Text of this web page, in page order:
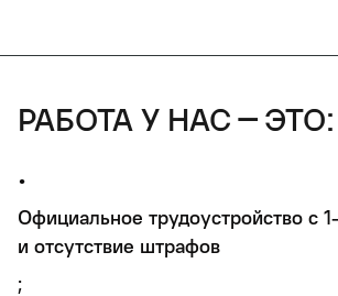
работа у нас – это:
•
Официальное трудоустройство с
и отсутствие штрафов
;